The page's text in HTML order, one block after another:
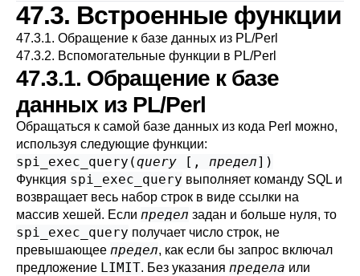
47.3. Встроенные функции
47.3.1. Обращение к базе данных из PL/Perl
47.3.2. Вспомогательные функции в PL/Perl
47.3.1. Обращение к базе
данных из PL/Perl
Обращаться к самой базе данных из кода Perl можно,
используя следующие функции:
spi_exec_query (query [, предел])
Функция spi_exec_query выполняет команду SQL и
возвращает весь набор строк в виде ссылки на
массив хешей. Если предел задан и больше нуля, то
spi_exec_query получает число строк, не
превышающее предел, как если бы запрос включал
предложение LIMIT. Без указания предела или